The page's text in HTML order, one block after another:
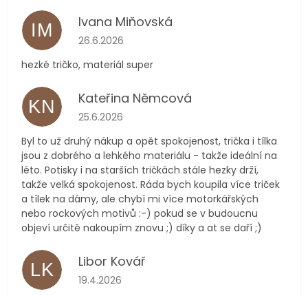
IM Ivana Miňovská
Hodnocení obchodu je 5 z 5 hvězdiček.
26.6.2026
hezké tričko, materiál super
KN Kateřina Němcová
Hodnocení obchodu je 5 z 5 hvězdiček.
25.6.2026
Byl to už druhý nákup a opět spokojenost, trička i tílka
jsou z dobrého a lehkého materiálu - takže ideální na
léto. Potisky i na starších tričkách stále hezky drží,
takže velká spokojenost. Ráda bych koupila více triček
a tílek na dámy, ale chybí mi více motorkářských
nebo rockových motivů :-) pokud se v budoucnu
objeví určitě nakoupím znovu ;) díky a at se daří ;)
LK Libor Kovář
Hodnocení obchodu je 5 z 5 hvězdiček.
19.4.2026